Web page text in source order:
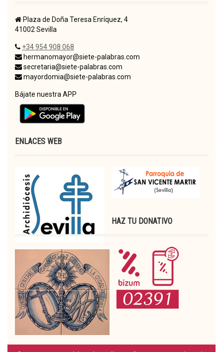
Plaza de Doña Teresa Enríquez, 4
41002 Sevilla
+34 954 908 068
hermanomayor@siete-palabras.com
secretaria@siete-palabras.com
mayordomia@siete-palabras.com
Bájate nuestra APP
ENLACES WEB
HAZ TU DONATIVO